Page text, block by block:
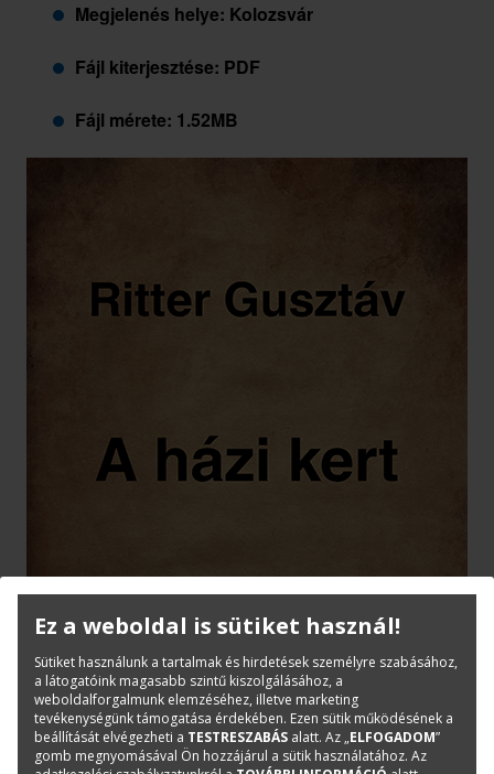
Megjelenés helye: Kolozsvár
Fájl kiterjesztése: PDF
Fájl mérete: 1.52MB
Ez a weboldal is sütiket használ!
Sütiket használunk a tartalmak és hirdetések személyre szabásához,
a látogatóink magasabb szintű kiszolgálásához, a
weboldalforgalmunk elemzéséhez, illetve marketing
tevékenységünk támogatása érdekében. Ezen sütik működésének a
beállítását elvégezheti a TESTRESZABÁS alatt. Az „ELFOGADOM”
gomb megnyomásával Ön hozzájárul a sütik használatához. Az